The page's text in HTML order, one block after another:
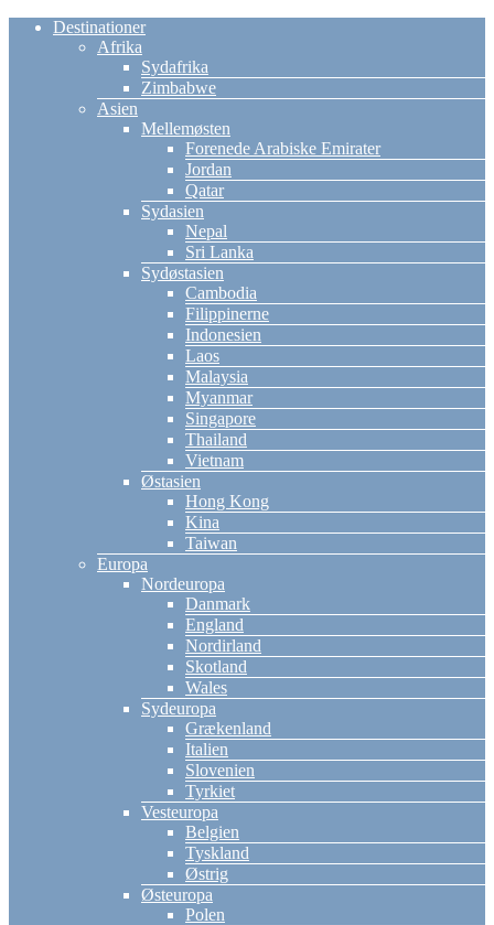
Destinationer
Afrika
Sydafrika
Zimbabwe
Asien
Mellemøsten
Forenede Arabiske Emirater
Jordan
Qatar
Sydasien
Nepal
Sri Lanka
Sydøstasien
Cambodia
Filippinerne
Indonesien
Laos
Malaysia
Myanmar
Singapore
Thailand
Vietnam
Østasien
Hong Kong
Kina
Taiwan
Europa
Nordeuropa
Danmark
England
Nordirland
Skotland
Wales
Sydeuropa
Grækenland
Italien
Slovenien
Tyrkiet
Vesteuropa
Belgien
Tyskland
Østrig
Østeuropa
Polen